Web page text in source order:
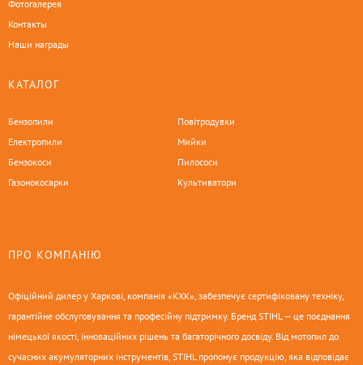
Фотогалерея
Контакты
Наши награды
КАТАЛОГ
Бензопили
Електропили
Бензокоси
Газонокосарки
Повітродувки
Мийки
Пилососи
Культиватори
ПРО КОМПАНІЮ
Офіційний дилер у Харкові, компанія «КХК», забезпечує сертифіковану техніку,
гарантійне обслуговування та професійну підтримку. Бренд STIHL — це поєднання
німецької якості, інноваційних рішень та багаторічного досвіду. Від мотопил до
сучасних акумуляторних інструментів, STIHL пропонує продукцію, яка відповідає